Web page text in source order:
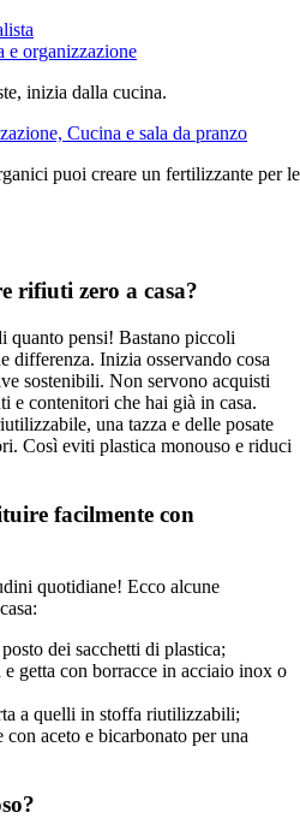
inizia dalla cucina.
puoi creare un fertilizzante per le
rifiuti zero a casa?
pensi! Bastano piccoli
differenza. Inizia osservando cosa
sostenibili. Non servono acquisti
e contenitori che hai già in casa.
una tazza e delle posate
Così eviti plastica monouso e riduci
facilmente con
quotidiane! Ecco alcune
dei sacchetti di plastica;
getta con borracce in acciaio inox o
a quelli in stoffa riutilizzabili;
aceto e bicarbonato per una